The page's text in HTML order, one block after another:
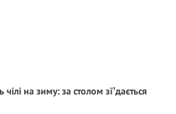
на зиму: за столом зїʼдається